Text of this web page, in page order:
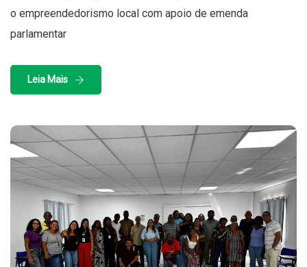
o empreendedorismo local com apoio de emenda
parlamentar
Leia Mais